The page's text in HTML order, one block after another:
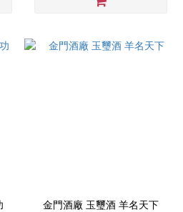
金門酒廠 玉璽酒 羊名天下